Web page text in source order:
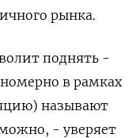
рынка.
поднять -
в рамках
называют
- уверяет